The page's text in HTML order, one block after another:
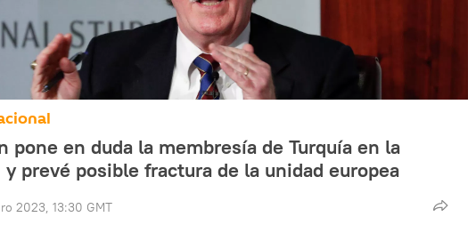
pone en duda la membresía de Turquía en la
y prevé posible fractura de la unidad europea
2023, 13:30 GMT